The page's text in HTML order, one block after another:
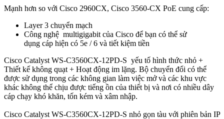
Mạnh hơn so với Cisco 2960CX, Cisco 3560-CX PoE cung cấp:
Layer 3 chuyển mạch
Công nghệ multigigabit của Cisco để bạn có thể sử
dụng cáp hiện có 5e / 6 và tiết kiệm tiền
Cisco Catalyst WS-C3560CX-12PD-S yếu tố hình thức nhỏ +
Thiết kế không quạt + Hoạt động im lặng. Bộ chuyển đổi có thể
được sử dụng trong các không gian làm việc mở và các khu vực
khác không thể chịu được tiếng ồn của thiết bị và nơi có nhiều dây
cáp chạy khó khăn, tốn kém và xâm nhập.
Cisco Catalyst WS-C3560CX-12PD-S nhỏ gọn tàu với phiên bản IP